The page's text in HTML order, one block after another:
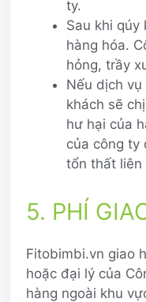
ty.
Sau khi qúy
hàng hóa.
hỏng, trầy
Nếu dịch
khách sẽ
hư hại của
của công ty
tổn thất liên
5. PHÍ
Fitobimbi.vn giao
hoặc đại lý của
hàng ngoài khu